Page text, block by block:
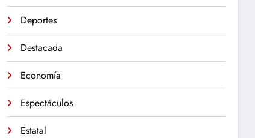
Deportes
Destacada
Economía
Espectáculos
Estatal